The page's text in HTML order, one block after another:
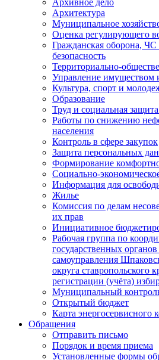
Архивное дело
Архитектура
Муниципальное
Оценка регулирующего
Гражданская оборона,
безопасность
Территориально-
Управление имуществом
Культура, спорт и
Образование
Труд и социальная
Работы по снижению
населения
Контроль в сфере закупок
Защита персональных
Формирование
Социально-
Информация для
Жилье
Комиссия по делам
их прав
Инициативное
Рабочая группа по
государственных
самоуправления
округа ставропольского
регистрации (учёта)
Муниципальный
Открытый бюджет
Карта энергосервисного
Обращения
Отправить письмо
Порядок и время приема
Установленные формы